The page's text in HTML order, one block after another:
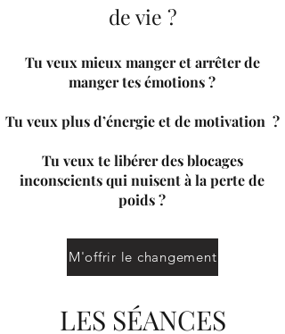
de vie ?
Tu veux mieux manger et arrêter de
manger tes émotions ?
Tu veux plus d’énergie et de motivation ?
Tu veux te libérer des blocages
inconscients qui nuisent à la perte de
poids ?
M'offrir le changement
LES SÉANCES